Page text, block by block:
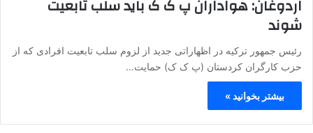
اردوغان: هواداران پ ک ک باید سلب تابعیت
شوند
رئیس جمهور ترکیه در اظهاراتی جدید از لزوم سلب تابعیت افرادی که از
حزب کارگران کردستان (پ ک ک) حمایت…
بیشتر بخوانید »